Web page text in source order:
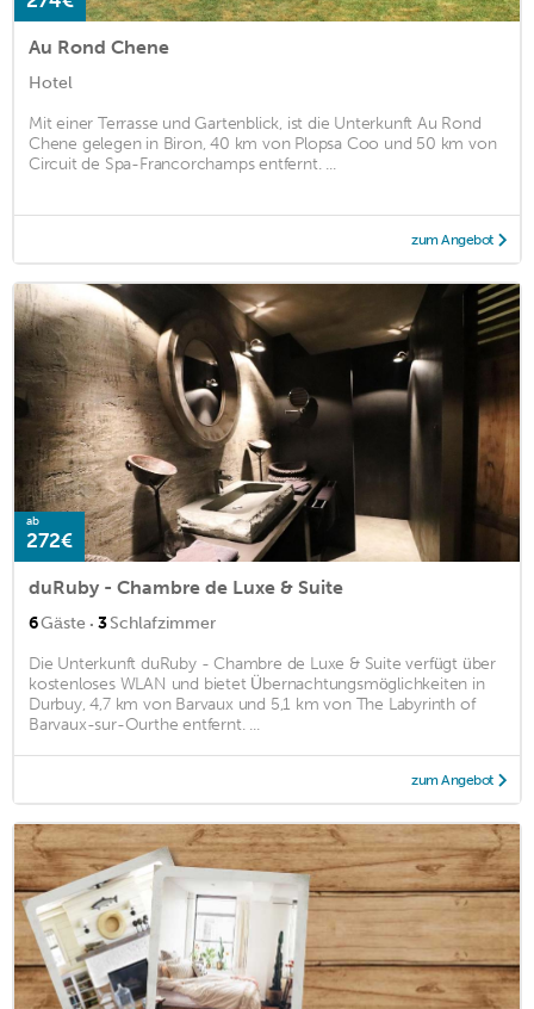
Au Rond Chene
Hotel
Mit einer Terrasse und Gartenblick, ist die Unterkunft Au Rond
Chene gelegen in Biron, 40 km von Plopsa Coo und 50 km von
Circuit de Spa-Francorchamps entfernt. ...
zum Angebot
ab
272€
duRuby - Chambre de Luxe & Suite
6Gäste · 3Schlafzimmer
Die Unterkunft duRuby - Chambre de Luxe & Suite verfügt über
kostenloses WLAN und bietet Übernachtungsmöglichkeiten in
Durbuy, 4,7 km von Barvaux und 5,1 km von The Labyrinth of
Barvaux-sur-Ourthe entfernt. ...
zum Angebot